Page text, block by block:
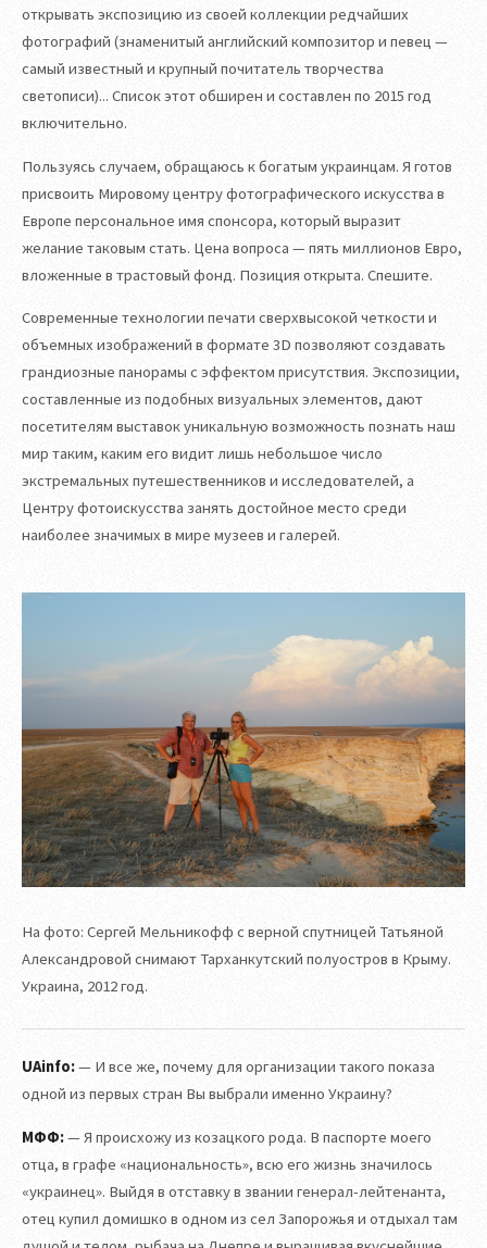
открывать экспозицию из своей коллекции редчайших
фотографий (знаменитый английский композитор и певец —
самый известный и крупный почитатель творчества
светописи)... Список этот обширен и составлен по 2015 год
включительно.
Пользуясь случаем, обращаюсь к богатым украинцам. Я готов
присвоить Мировому центру фотографического искусства в
Европе персональное имя спонсора, который выразит
желание таковым стать. Цена вопроса — пять миллионов Евро,
вложенные в трастовый фонд. Позиция открыта. Спешите.
Современные технологии печати сверхвысокой четкости и
объемных изображений в формате 3D позволяют создавать
грандиозные панорамы с эффектом присутствия. Экспозиции,
составленные из подобных визуальных элементов, дают
посетителям выставок уникальную возможность познать наш
мир таким, каким его видит лишь небольшое число
экстремальных путешественников и исследователей, а
Центру фотоискусства занять достойное место среди
наиболее значимых в мире музеев и галерей.
На фото: Сергей Мельникофф с верной спутницей Татьяной
Александровой снимают Тарханкутский полуостров в Крыму.
Украина, 2012 год.
UAinfo:— И все же, почему для организации такого показа
одной из первых стран Вы выбрали именно Украину?
МФФ:— Я происхожу из козацкого рода. В паспорте моего
отца, в графе «национальность», всю его жизнь значилось
«украинец». Выйдя в отставку в звании генерал-лейтенанта,
отец купил домишко в одном из сел Запорожья и отдыхал там